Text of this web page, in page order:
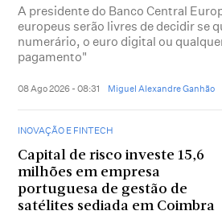
A presidente do Banco Central
europeus serão livres de decidir se
numerário, o euro digital ou
pagamento"
08 Ago 2026 - 08:31 Miguel Alexandre Ganhão
INOVAÇÃO E FINTECH
Capital de risco investe 15,6
milhões em empresa
portuguesa de gestão de
satélites sediada em Coimbra